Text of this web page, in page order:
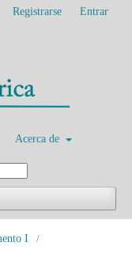
Acerca de
Registrarse Entrar
I
/